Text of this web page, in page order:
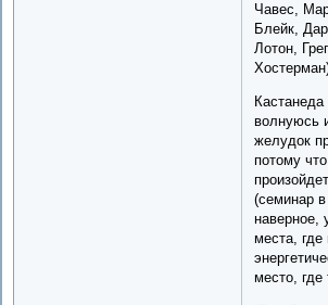
Чавес,
Блейк,
Лотон,
волнуюсь
желудок
потому
(семинар
наверное,
места,
место, где